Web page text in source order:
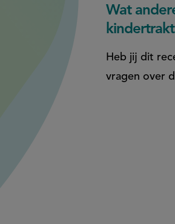
Wat
Heb jij dit
vragen over